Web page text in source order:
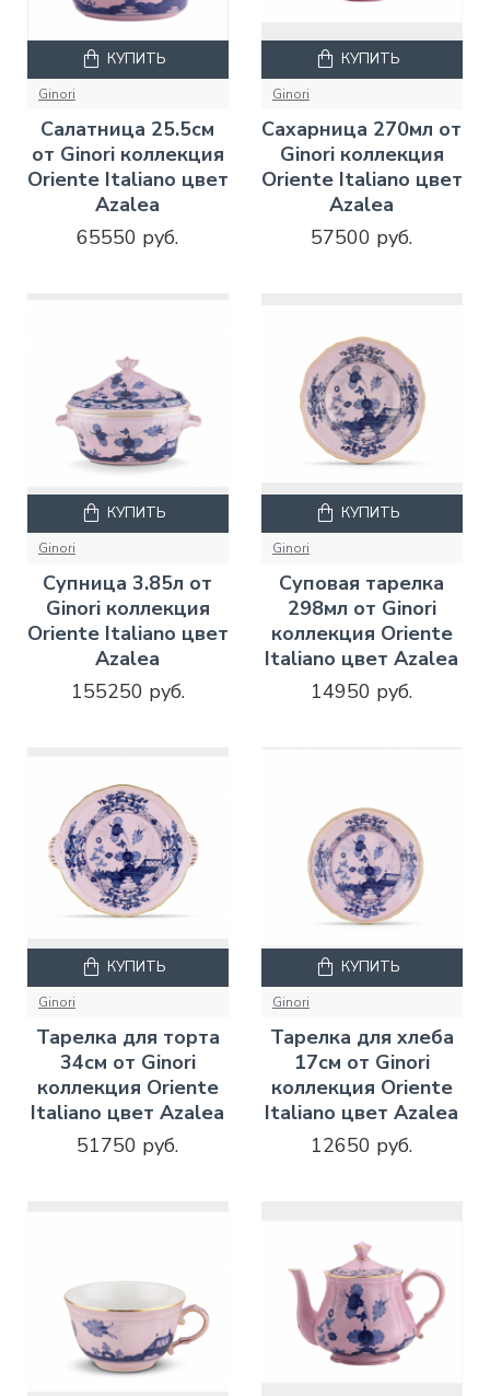
Ginori
Салатница 25.5см
от Ginori коллекция
Oriente Italiano цвет
Azalea
65550 руб.
КУПИТЬ
Ginori
Сахарница 270мл от
Ginori коллекция
Oriente Italiano цвет
Azalea
57500 руб.
КУПИТЬ
Ginori
Супница 3.85л от
Ginori коллекция
Oriente Italiano цвет
Azalea
155250 руб.
КУПИТЬ
Ginori
Суповая тарелка
298мл от Ginori
коллекция Oriente
Italiano цвет Azalea
14950 руб.
КУПИТЬ
Ginori
Тарелка для торта
34см от Ginori
коллекция Oriente
Italiano цвет Azalea
51750 руб.
КУПИТЬ
Ginori
Тарелка для хлеба
17см от Ginori
коллекция Oriente
Italiano цвет Azalea
12650 руб.
КУПИТЬ